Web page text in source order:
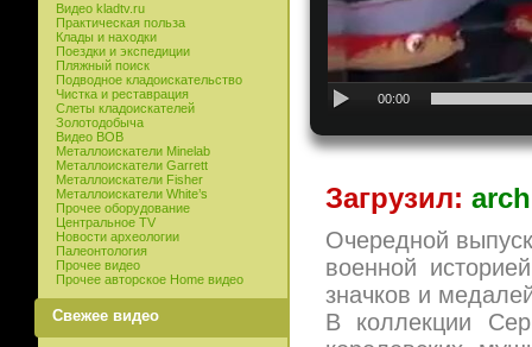
Видео kladtv.ru
Практическая польза
Клады и находки
Поездки и экспедиции
Пляжный поиск
Подводное кладоискательство
Чистка и реставрация
Слеты кладоискателей
Золотодобыча
Видео ВОВ
Металлоискатели Minelab
Металлоискатели Garrett
Металлоискатели Fisher
Металлоискатели White’s
Прочее оборудование
Центральное TV
Новости археологии
Палеонтология
Прочее видео
Прочее авторское Home видео
Свежее видео
00:00
Загрузил:
Очередной
военной
значков и
В коллекции